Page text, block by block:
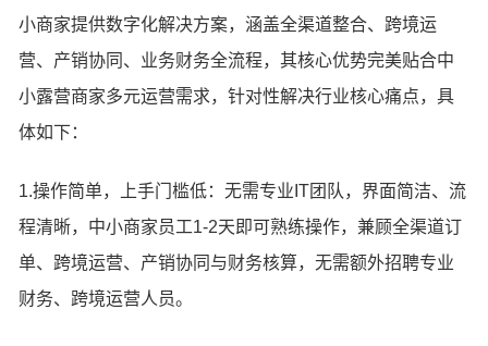
小商家提供数字化解决方案，涵盖全渠道整合、跨境运
营、产销协同、业务财务全流程，其核心优势完美贴合中
小露营商家多元运营需求，针对性解决行业核心痛点，具
体如下：
1.操作简单，上手门槛低：无需专业IT团队，界面简洁、流
程清晰，中小商家员工1-2天即可熟练操作，兼顾全渠道订
单、跨境运营、产销协同与财务核算，无需额外招聘专业
财务、跨境运营人员。